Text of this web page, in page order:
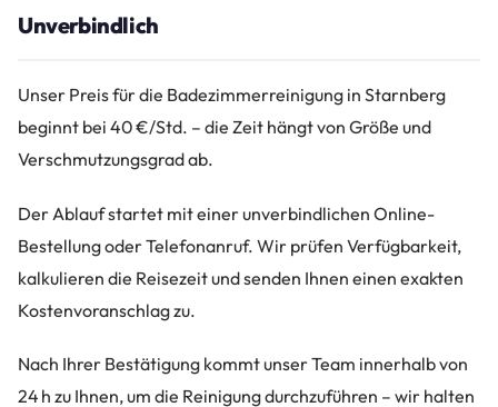
Unverbindlich
Unser Preis für die Badezimmerreinigung in Starnberg
beginnt bei 40 €/Std. – die Zeit hängt von Größe und
Verschmutzungsgrad ab.
Der Ablauf startet mit einer unverbindlichen Online-
Bestellung oder Telefonanruf. Wir prüfen Verfügbarkeit,
kalkulieren die Reisezeit und senden Ihnen einen exakten
Kostenvoranschlag zu.
Nach Ihrer Bestätigung kommt unser Team innerhalb von
24 h zu Ihnen, um die Reinigung durchzuführen – wir halten